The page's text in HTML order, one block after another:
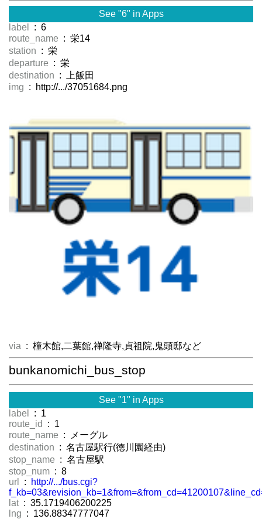
See "6" in Apps
label
: 6
route_name : 栄14
station : 栄
departure : 栄
destination : 上飯田
img : http://.../37051684.png
via : 橦木館,二葉館,禅隆寺,貞祖院,鬼頭邸など
bunkanomichi_bus_stop
See "1" in Apps
label
: 1
route_id
: 1
route_name : メーグル
destination : 名古屋駅行(徳川園経由)
stop_name : 名古屋駅
stop_num : 8
url
:
http://.../bus.cgi?
lat : 35.1719406200225
lng : 136.88347777047